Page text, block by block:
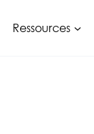
Ressources